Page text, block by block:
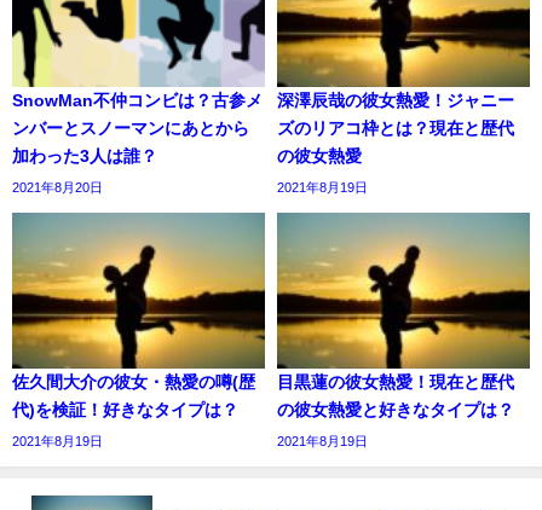
SnowMan不仲コンビは？古参メ
ンバーとスノーマンにあとから
加わった3人は誰？
2021年8月20日
深澤辰哉の彼女熱愛！ジャニー
ズのリアコ枠とは？現在と歴代
の彼女熱愛
2021年8月19日
佐久間大介の彼女・熱愛の噂(歴
代)を検証！好きなタイプは？
2021年8月19日
目黒蓮の彼女熱愛！現在と歴代
の彼女熱愛と好きなタイプは？
2021年8月19日